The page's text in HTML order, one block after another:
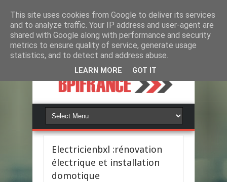
Electricienbxl :rénovation
électrique et installation
domotique
This site uses cookies from Google to deliver its services
and to analyze traffic. Your IP address and user-agent are
shared with Google along with performance and security
metrics to ensure quality of service, generate usage
statistics, and to detect and address abuse.
LEARN MORE GOT IT